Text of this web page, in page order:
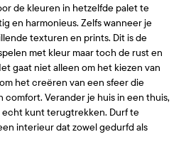
de kleuren in hetzelfde palet te
en harmonieus. Zelfs wanneer je
texturen en prints. Dit is de
met kleur maar toch de rust en
gaat niet alleen om het kiezen van
het creëren van een sfeer die
Verander je huis in een thuis,
echt kunt terugtrekken. Durf te
interieur dat zowel gedurfd als